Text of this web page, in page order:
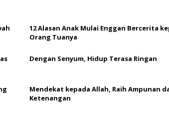
12 Alasan Anak Mulai Enggan Bercerita
Orang Tuanya
Dengan Senyum, Hidup Terasa Ringan
Mendekat kepada Allah, Raih Ampunan
Ketenangan